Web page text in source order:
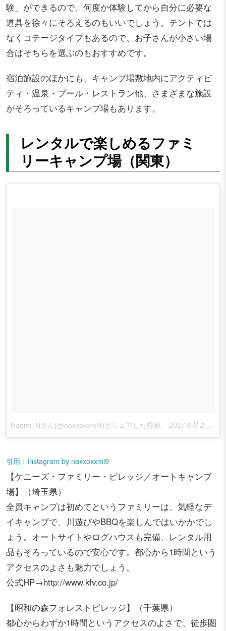
験」ができるので、何度か体験してから自分に必要な
道具を徐々にそろえるのもいいでしょう。テントでは
なくコテージタイプもあるので、お子さんが小さい場
合はそちらを選ぶのもおすすめです。
宿泊施設のほかにも、キャンプ場敷地内にアクティビ
ティ・温泉・プール・レストラン他、さまざまな施設
がそろっているキャンプ場もあります。
レンタルで楽しめるファミ
リーキャンプ場（関東）
Naomi. Nさん(@naxxoxxmi9)がシェアした投稿 – 2017 8月 2 3:48午後 PDT
引用：Instagram by naxxoxxmi9
【ケニーズ・ファミリー・ビレッジ／オートキャンプ
場】（埼玉県）
全員キャンプは初めてというファミリーは、気軽なデ
イキャンプで、川遊びやBBQを楽しんではいかかでし
ょう。オートサイトやログハウスも完備、レンタル用
品もそろっているので安心です。都心から1時間という
アクセスのよさも魅力でしょう。
公式HP→http://www.kfv.co.jp/
【昭和の森フォレストビレッジ】（千葉県）
都心からわずか1時間というアクセスのよさで、徒歩圏